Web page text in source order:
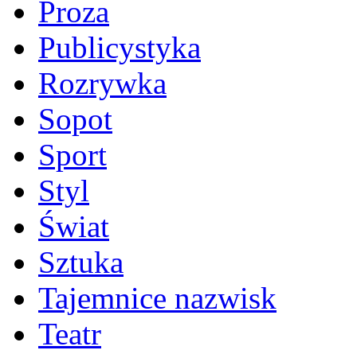
Proza
Publicystyka
Rozrywka
Sopot
Sport
Styl
Świat
Sztuka
Tajemnice nazwisk
Teatr